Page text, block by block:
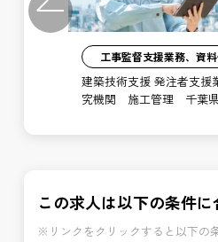
Previous
工事監督支援業務、資
建築技術支援 発注者支援
究機関 施工管理 千葉
この求人は以下の条件
※リンクをクリックすると以下の